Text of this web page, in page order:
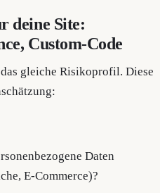
deine Site:
Custom-Code
gleiche Risikoprofil. Diese
Daten
E-Commerce)?